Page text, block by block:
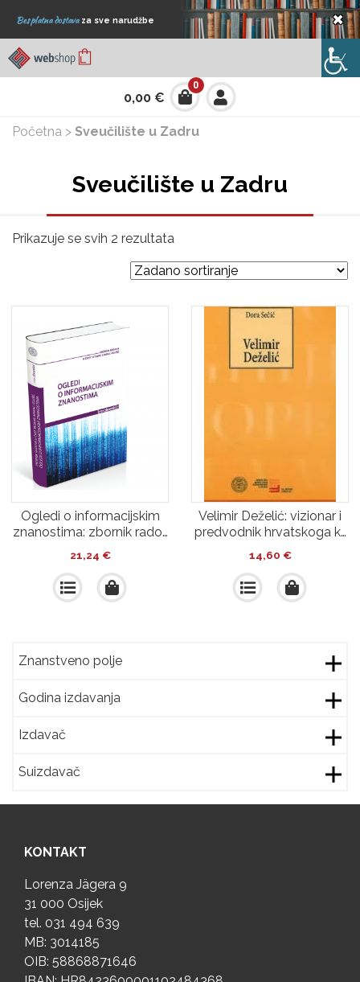
Besplatna dostavaza sve narudžbe ×
0,00 €
0
Početna > Sveučilište u Zadru
Sveučilište u Zadru
Prikazuje se svih 2 rezultata
Ogledi o informacijskim
znanostima: zbornik rado…
21,24 €
Velimir Deželić: vizionar i
predvodnik hrvatskoga k…
14,60 €
Znanstveno polje
Godina izdavanja
Izdavač
Suizdavač
KONTAKT
Lorenza Jägera 9
31 000 Osijek
tel. 031 494 639
MB: 3014185
OIB: 58868871646